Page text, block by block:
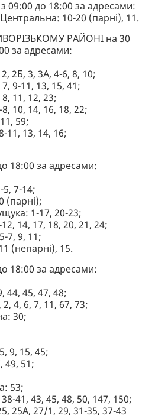
до 18:00 за адресами:
10-20 (парні), 11.
РАЙОНІ на 30
за адресами:
2Б, 3, 3А, 4-6, 8, 10;
9-11, 13, 15, 41;
11, 12, 23;
10, 14, 16, 18, 22;
59;
11, 13, 14, 16;
18:00 за адресами:
5, 7-14;
(парні);
1-17, 20-23;
14, 17, 18, 20, 21, 24;
7, 9, 11;
(непарні), 15.
18:00 за адресами:
44, 45, 47, 48;
4, 6, 7, 11, 67, 73;
30;
9, 15, 45;
49, 51;
53;
41, 43, 45, 48, 50, 147, 150;
25А, 27/1, 29, 31-35, 37-43